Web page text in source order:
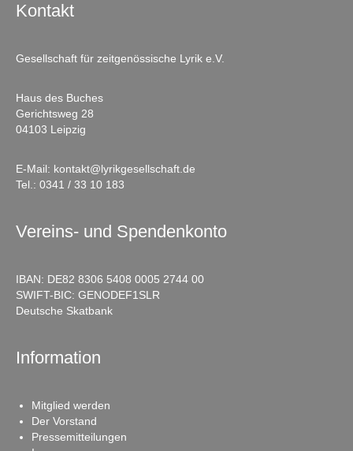
Kontakt
Gesellschaft für zeitgenössische Lyrik e.V.
Haus des Buches
Gerichtsweg 28
04103 Leipzig
E-Mail: kontakt@lyrikgesellschaft.de
Tel.: 0341 / 33 10 183
Vereins- und Spendenkonto
IBAN: DE82 8306 5408 0005 2744 00
SWIFT-BIC: GENODEF1SLR
Deutsche Skatbank
Information
Mitglied werden
Der Vorstand
Pressemitteilungen